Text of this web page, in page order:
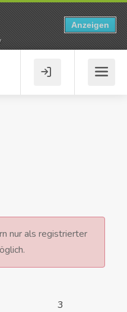
nur als registrierter
3
Anzeigen